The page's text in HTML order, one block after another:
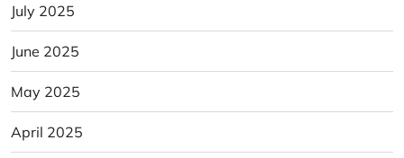
July 2025
June 2025
May 2025
April 2025